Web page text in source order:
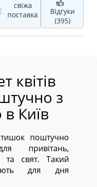
свіжа
поставка
Відгуки
(395)
квітів
з
Київ
поштучно
привітань,
та свят. Такий
для дня